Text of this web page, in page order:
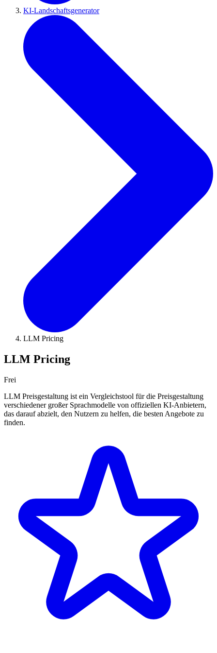
KI-Landschaftsgenerator
LLM Pricing
LLM Pricing
Frei
LLM Preisgestaltung ist ein Vergleichstool für die Preisgestaltung
verschiedener großer Sprachmodelle von offiziellen KI-Anbietern,
das darauf abzielt, den Nutzern zu helfen, die besten Angebote zu
finden.